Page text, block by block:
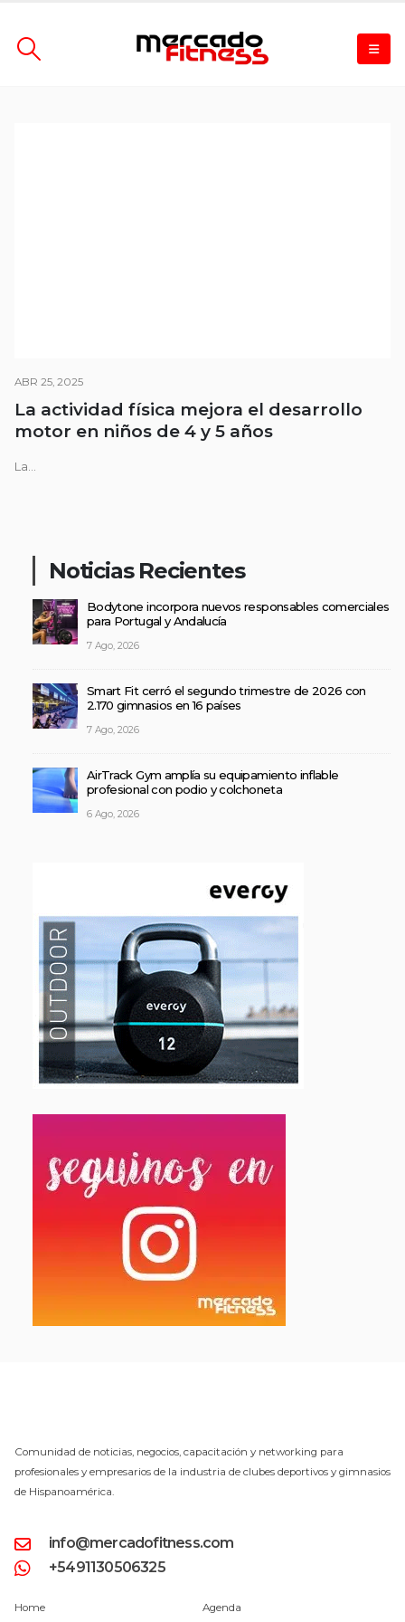
ABR 25, 2025
La actividad física mejora el desarrollo
motor en niños de 4 y 5 años
La...
Noticias Recientes
Bodytone incorpora nuevos responsables comerciales
para Portugal y Andalucía
7 Ago, 2026
Smart Fit cerró el segundo trimestre de 2026 con
2.170 gimnasios en 16 países
7 Ago, 2026
AirTrack Gym amplía su equipamiento inflable
profesional con podio y colchoneta
6 Ago, 2026
Comunidad de noticias, negocios, capacitación y networking para
profesionales y empresarios de la industria de clubes deportivos y gimnasios
de Hispanoamérica.
info@mercadofitness.com
+5491130506325
Home Agenda